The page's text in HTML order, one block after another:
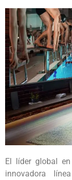
El líder global
innovadora